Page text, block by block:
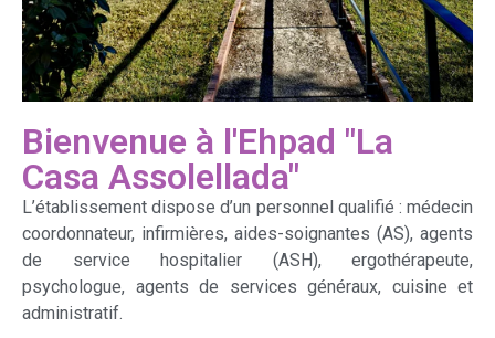
Bienvenue à l'Ehpad "La
Casa Assolellada"
L’établissement dispose d’un personnel qualifié : médecin
coordonnateur, infirmières, aides-soignantes (AS), agents
de service hospitalier (ASH), ergothérapeute,
psychologue, agents de services généraux, cuisine et
administratif.